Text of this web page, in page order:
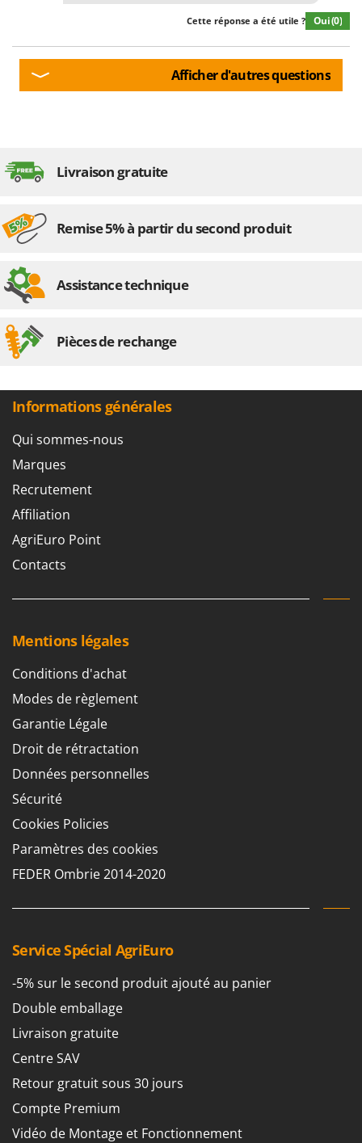
Cette réponse a été utile ? Oui(0)
Afficher d'autres questions
Livraison gratuite
Remise 5% à partir du second produit
Assistance technique
Pièces de rechange
Informations générales
Qui sommes-nous
Marques
Recrutement
Affiliation
AgriEuro Point
Contacts
Mentions légales
Conditions d'achat
Modes de règlement
Garantie Légale
Droit de rétractation
Données personnelles
Sécurité
Cookies Policies
Paramètres des cookies
FEDER Ombrie 2014-2020
Service Spécial AgriEuro
-5% sur le second produit ajouté au panier
Double emballage
Livraison gratuite
Centre SAV
Retour gratuit sous 30 jours
Compte Premium
Vidéo de Montage et Fonctionnement